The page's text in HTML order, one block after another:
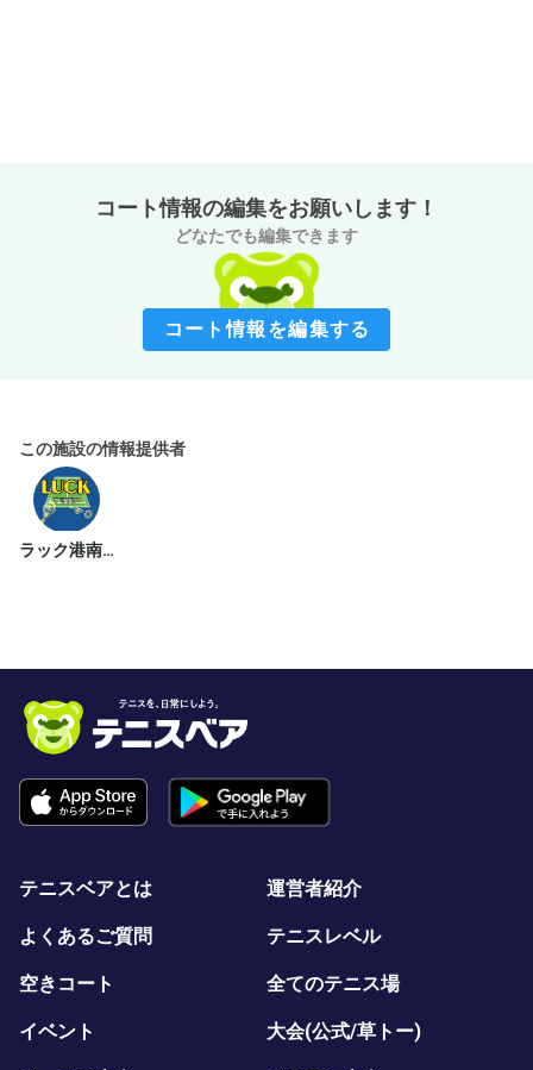
コート情報の編集をお願いします！
どなたでも編集できます
コート情報を編集する
この施設の情報提供者
ラック港南台テニスガーデン
テニスベアとは 運営者紹介
よくあるご質問 テニスレベル
空きコート 全てのテニス場
イベント 大会(公式/草トー)